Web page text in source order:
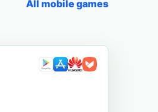
All mobile games